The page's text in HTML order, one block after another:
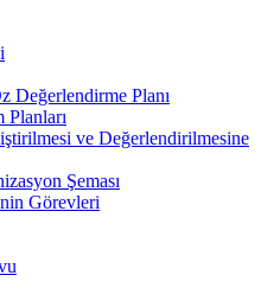
Değerlendirme Planı
Planları
ve Değerlendirilmesine
Şeması
Görevleri